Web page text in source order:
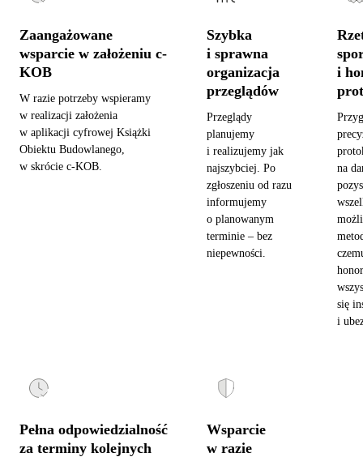
Zaangażowane
wsparcie w założeniu c-
KOB
W razie potrzeby wspieramy
w realizacji założenia
w aplikacji cyfrowej Książki
Obiektu Budowlanego,
w skrócie c-KOB.
Szybka
i sprawna
organizacja
przeglądów
Przeglądy
planujemy
i realizujemy jak
najszybciej. Po
zgłoszeniu od razu
informujemy
o planowanym
terminie – bez
niepewności.
i
na
się
i
Pełna odpowiedzialność
za terminy kolejnych
Wsparcie
w razie